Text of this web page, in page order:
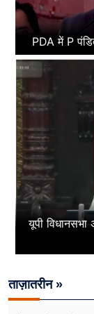
PDA में P
यूपी विधानसभा
ताज़ातरीन »